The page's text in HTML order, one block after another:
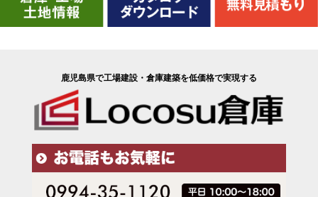
鹿児島県で工場建設・倉庫建築を低価格で実現する